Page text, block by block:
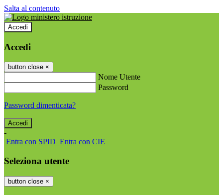
Salta al contenuto
Accedi
Accedi
button close ×
Nome Utente
Password
Password dimenticata?
-
Entra con SPID Entra con CIE
Seleziona utente
button close ×